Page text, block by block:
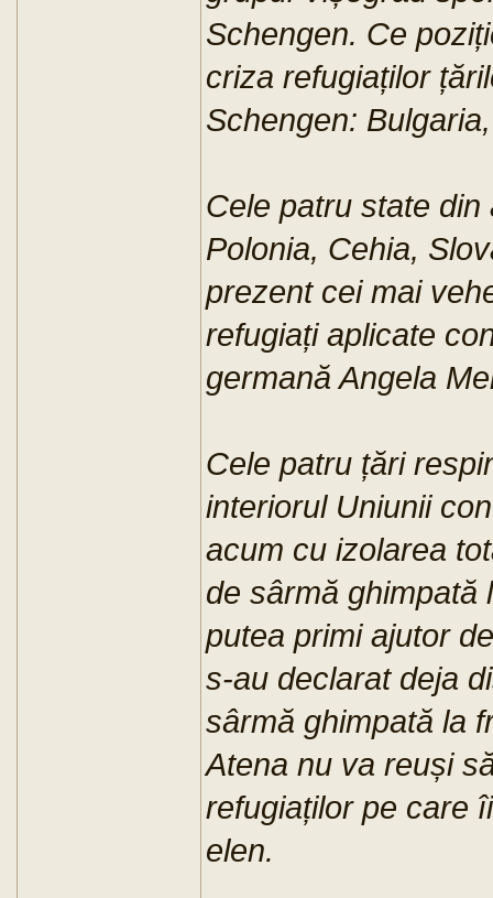
Schengen. Ce
criza refugiaților
Schengen:
Cele patru state
Polonia, Cehia,
prezent cei mai
refugiați aplicate
germană Angela
Cele patru țări
interiorul Uniunii
acum cu izolarea
de sârmă ghimpată
putea primi ajutor
s-au declarat deja
sârmă ghimpată la
Atena nu va reuși
refugiaților pe care
elen.